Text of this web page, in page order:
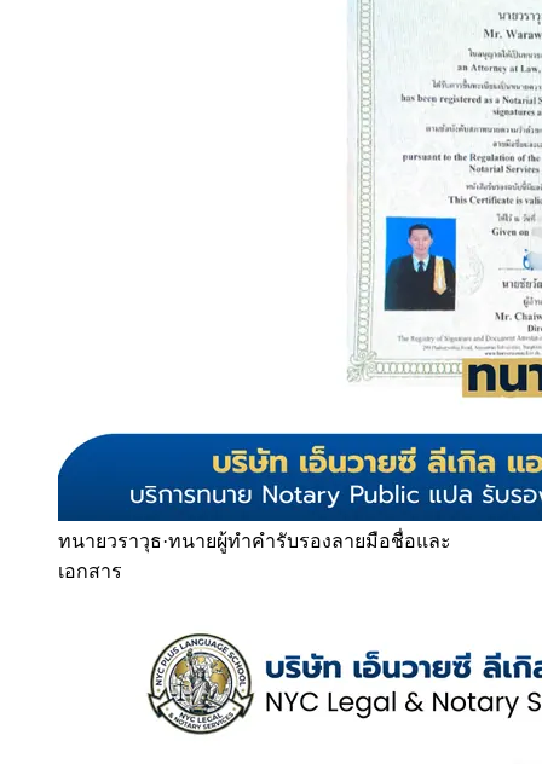
ทนายวราวุธ·ทนายผู้ทำคำรับรองลายมือชื่อและ
เอกสาร